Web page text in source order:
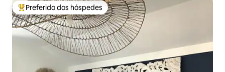
Entre os melhores preferidos dos hóspedes
Preferido dos hóspedes